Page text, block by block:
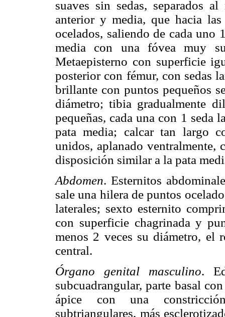
suaves sin sedas, separados
anterior y media, que hacia
ocelados, saliendo de cada uno
media con una fóvea muy
Metaepisterno con superficie
posterior con fémur, con sedas
brillante con puntos pequeños
diámetro; tibia gradualmente
pequeñas, cada una con 1 seda
pata media; calcar tan largo
unidos, aplanado ventralmente,
disposición similar a la pata
Abdomen. Esternitos
sale una hilera de puntos
laterales; sexto esternito
con superficie chagrinada y
menos 2 veces su diámetro, el
central.
Órgano genital masculino.
subcuadrangular, parte basal
ápice con una
subtriangulares, más